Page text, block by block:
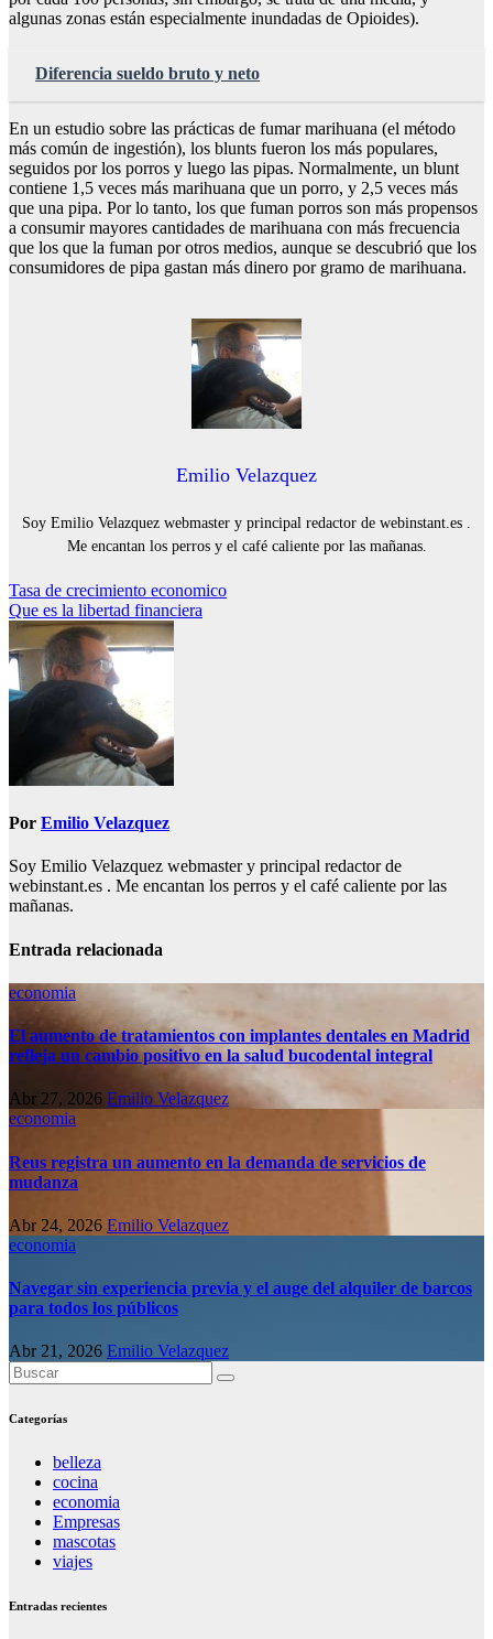
algunas zonas están especialmente inundadas de Opioides).
Diferencia sueldo bruto y neto
En un estudio sobre las prácticas de fumar marihuana (el método
más común de ingestión), los blunts fueron los más populares,
seguidos por los porros y luego las pipas. Normalmente, un blunt
contiene 1,5 veces más marihuana que un porro, y 2,5 veces más
que una pipa. Por lo tanto, los que fuman porros son más propensos
a consumir mayores cantidades de marihuana con más frecuencia
que los que la fuman por otros medios, aunque se descubrió que los
consumidores de pipa gastan más dinero por gramo de marihuana.
Emilio Velazquez
Soy Emilio Velazquez webmaster y principal redactor de webinstant.es .
Me encantan los perros y el café caliente por las mañanas.
Navegación
de
entradas
Tasa de crecimiento economico
Que es la libertad financiera
Por Emilio Velazquez
Soy Emilio Velazquez webmaster y principal redactor de
webinstant.es . Me encantan los perros y el café caliente por las
mañanas.
Entrada relacionada
economia
El aumento de tratamientos con implantes dentales en Madrid
refleja un cambio positivo en la salud bucodental integral
Abr 27, 2026 Emilio Velazquez
economia
Reus registra un aumento en la demanda de servicios de
mudanza
Abr 24, 2026 Emilio Velazquez
economia
Navegar sin experiencia previa y el auge del alquiler de barcos
para todos los públicos
Abr 21, 2026 Emilio Velazquez
Categorías
belleza
cocina
economia
Empresas
mascotas
viajes
Entradas recientes